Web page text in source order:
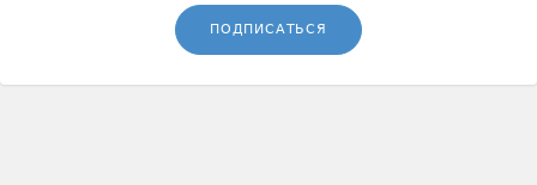
автохимия
ПОДПИСАТЬСЯ